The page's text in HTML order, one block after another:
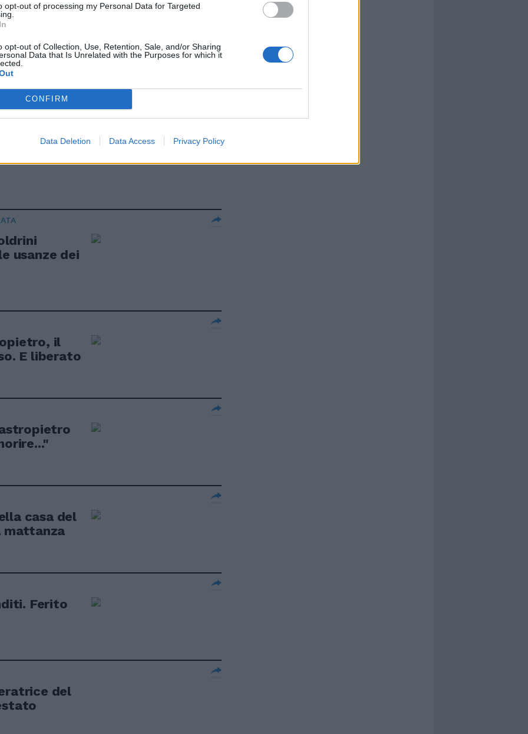
opt-out of processing my Personal Data for Targeted
opt-out of Collection, Use, Retention, Sale, and/or Sharing
Data that Is Unrelated with the Purposes for which it
CONFIRM
Data Deletion Data Access Privacy Policy
a pezzi, un
a
rito
usanze dei
il
E liberato
casa del
mattanza
Ferito
del